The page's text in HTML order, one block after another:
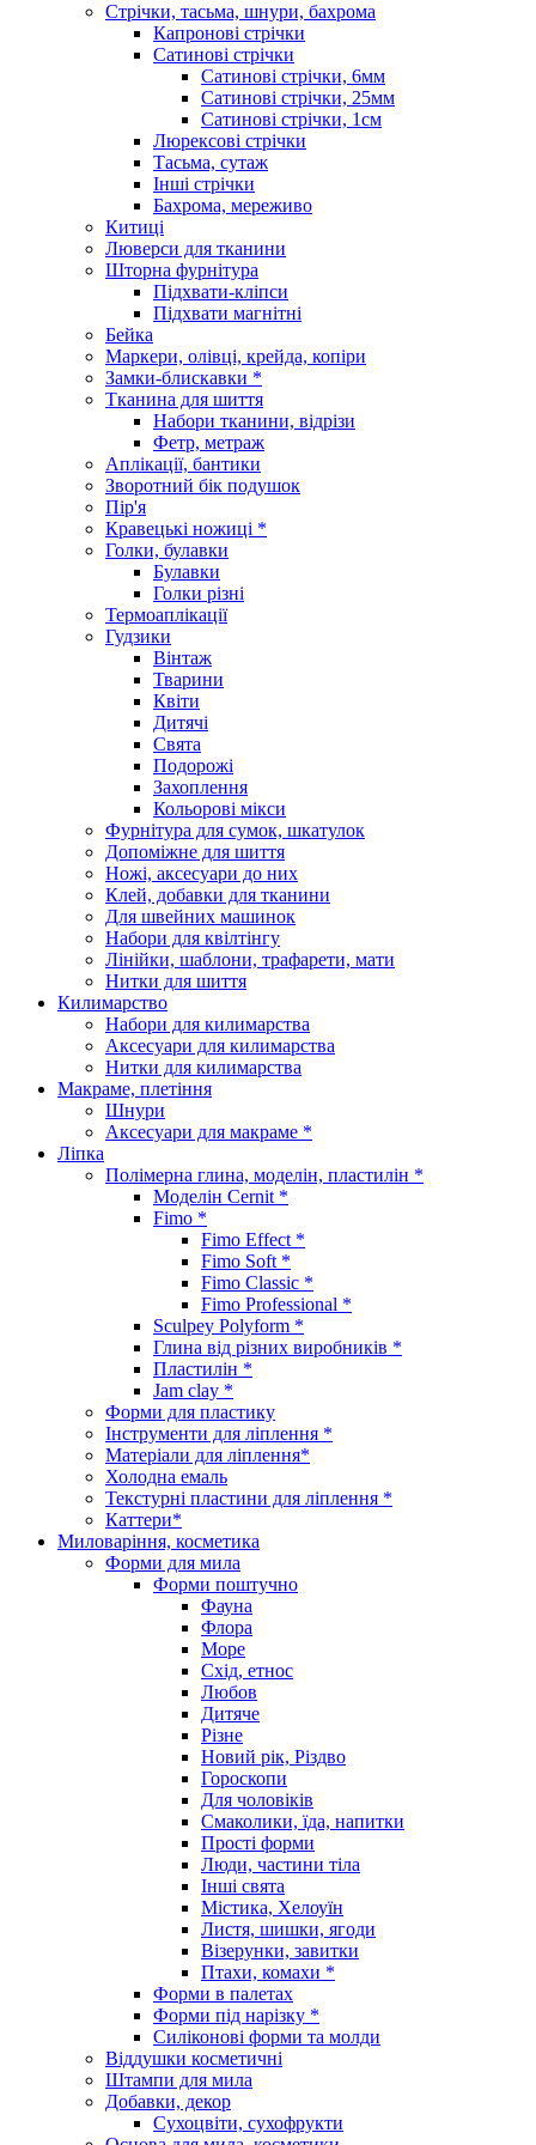
Стрічки, тасьма, шнури, бахрома
Капронові стрічки
Сатинові стрічки
Сатинові стрічки, 6мм
Сатинові стрічки, 25мм
Сатинові стрічки, 1см
Люрексові стрічки
Тасьма, сутаж
Інші стрічки
Бахрома, мереживо
Китиці
Люверси для тканини
Шторна фурнітура
Підхвати-кліпси
Підхвати магнітні
Бейка
Маркери, олівці, крейда, копіри
Замки-блискавки *
Тканина для шиття
Набори тканини, відрізи
Фетр, метраж
Аплікації, бантики
Зворотний бік подушок
Пір'я
Кравецькі ножиці *
Голки, булавки
Булавки
Голки різні
Термоаплікації
Гудзики
Вінтаж
Тварини
Квіти
Дитячі
Свята
Подорожі
Захоплення
Кольорові мікси
Фурнітура для сумок, шкатулок
Допоміжне для шиття
Ножі, аксесуари до них
Клей, добавки для тканини
Для швейних машинок
Набори для квілтінгу
Лінійки, шаблони, трафарети, мати
Нитки для шиття
Килимарство
Набори для килимарства
Аксесуари для килимарства
Нитки для килимарства
Макраме, плетіння
Шнури
Аксесуари для макраме *
Ліпка
Полімерна глина, моделін, пластилін *
Моделін Cernit *
Fimo *
Fimo Effect *
Fimo Soft *
Fimo Classic *
Fimo Professional *
Sculpey Polyform *
Глина від різних виробників *
Пластилін *
Jam clay *
Форми для пластику
Інструменти для ліплення *
Матеріали для ліплення*
Холодна емаль
Текстурні пластини для ліплення *
Каттери*
Миловаріння, косметика
Форми для мила
Форми поштучно
Фауна
Флора
Море
Схід, етнос
Любов
Дитяче
Різне
Новий рік, Різдво
Гороскопи
Для чоловіків
Смаколики, їда, напитки
Прості форми
Люди, частини тіла
Інші свята
Містика, Хелоуїн
Листя, шишки, ягоди
Візерунки, завитки
Птахи, комахи *
Форми в палетах
Форми під нарізку *
Силіконові форми та молди
Віддушки косметичні
Штампи для мила
Добавки, декор
Сухоцвіти, сухофрукти